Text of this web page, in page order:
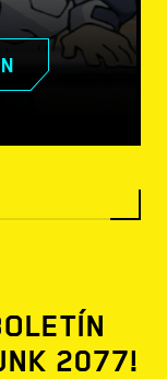
2077!